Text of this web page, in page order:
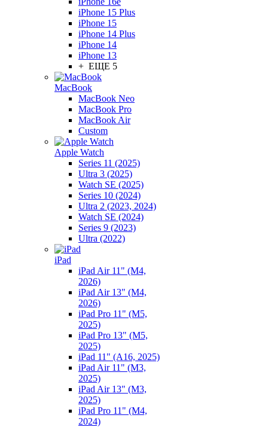
iPhone 15 Plus
iPhone 15
iPhone 14 Plus
iPhone 14
iPhone 13
+ ЕЩЕ 5
MacBook
MacBook Neo
MacBook Pro
MacBook Air
Custom
Apple Watch
Series 11 (2025)
Ultra 3 (2025)
Watch SE (2025)
Series 10 (2024)
Ultra 2 (2023, 2024)
Watch SE (2024)
Series 9 (2023)
Ultra (2022)
iPad
iPad Air 11" (M4,
2026)
iPad Air 13" (M4,
2026)
iPad Pro 11" (M5,
2025)
iPad Pro 13" (M5,
2025)
iPad 11" (A16, 2025)
iPad Air 11" (M3,
2025)
iPad Air 13" (M3,
2025)
iPad Pro 11" (M4,
2024)